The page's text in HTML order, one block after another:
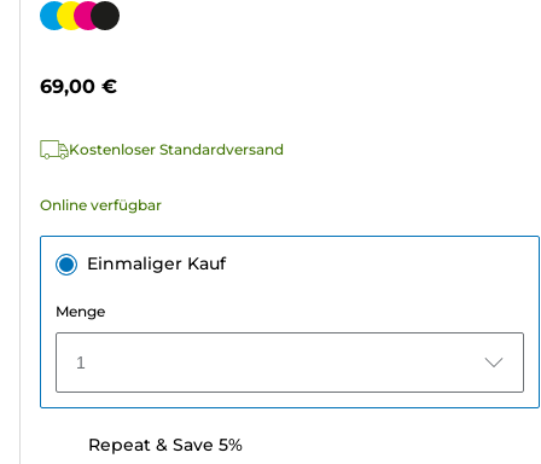
von
288
Farbpatrone
69,00 €
Kostenloser Standardversand
Online verfügbar
Einmaliger Kauf
Menge
1
Repeat & Save 5%